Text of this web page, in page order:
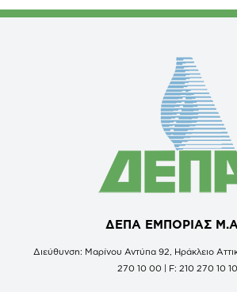
ΔΕΠΑ ΕΜΠΟΡΙΑΣ
Διεύθυνση: Μαρίνου Αντύπα 92, Ηράκλειο
270 10 00 | F: 210 270 10 10